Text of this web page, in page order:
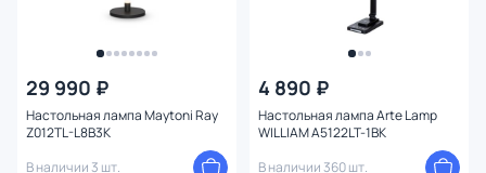
29 990 ₽
Настольная лампа Maytoni Ray
Z012TL-L8B3K
В наличии 3 шт.
4 890 ₽
Настольная лампа Arte Lamp
WILLIAM A5122LT-1BK
В наличии 360 шт.